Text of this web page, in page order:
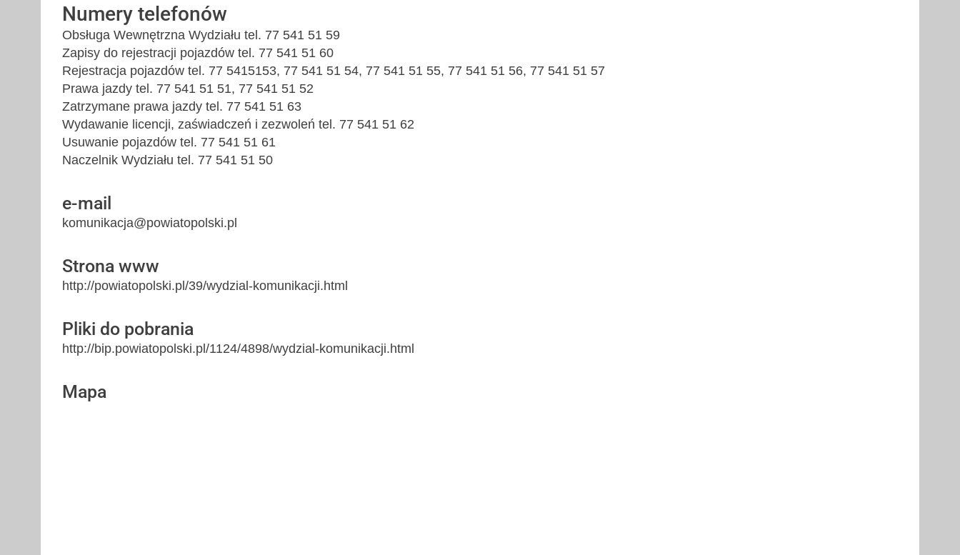
Numery telefonów
Obsługa Wewnętrzna Wydziału tel. 77 541 51 59
Zapisy do rejestracji pojazdów tel. 77 541 51 60
Rejestracja pojazdów tel. 77 5415153, 77 541 51 54, 77 541 51 55, 77 541 51 56, 77 541 51 57
Prawa jazdy tel. 77 541 51 51, 77 541 51 52
Zatrzymane prawa jazdy tel. 77 541 51 63
Wydawanie licencji, zaświadczeń i zezwoleń tel. 77 541 51 62
Usuwanie pojazdów tel. 77 541 51 61
Naczelnik Wydziału tel. 77 541 51 50
e-mail
komunikacja@powiatopolski.pl
Strona www
http://powiatopolski.pl/39/wydzial-komunikacji.html
Pliki do pobrania
http://bip.powiatopolski.pl/1124/4898/wydzial-komunikacji.html
Mapa